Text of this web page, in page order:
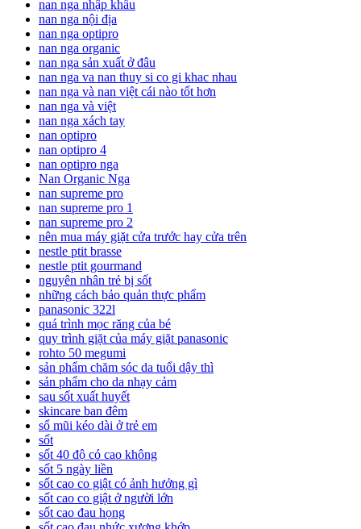
nan nga nhập khẩu
nan nga nội địa
nan nga optipro
nan nga organic
nan nga sản xuất ở đâu
nan nga va nan thuy si co gi khac nhau
nan nga và nan việt cái nào tốt hơn
nan nga và việt
nan nga xách tay
nan optipro
nan optipro 4
nan optipro nga
Nan Organic Nga
nan supreme pro
nan supreme pro 1
nan supreme pro 2
nên mua máy giặt cửa trước hay cửa trên
nestle ptit brasse
nestle ptit gourmand
nguyên nhân trẻ bị sốt
những cách bảo quản thực phẩm
panasonic 322l
quá trình mọc răng của bé
quy trình giặt của máy giặt panasonic
rohto 50 megumi
sản phẩm chăm sóc da tuổi dậy thì
sản phẩm cho da nhạy cảm
sau sốt xuất huyết
skincare ban đêm
sổ mũi kéo dài ở trẻ em
sốt
sốt 40 độ có cao không
sốt 5 ngày liền
sốt cao co giật có ảnh hưởng gì
sốt cao co giật ở người lớn
sốt cao đau họng